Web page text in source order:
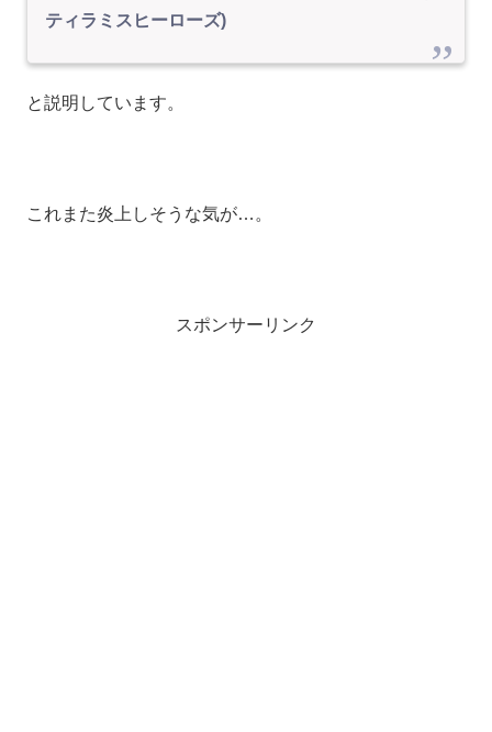
ティラミスヒーローズ)
と説明しています。
これまた炎上しそうな気が…。
スポンサーリンク